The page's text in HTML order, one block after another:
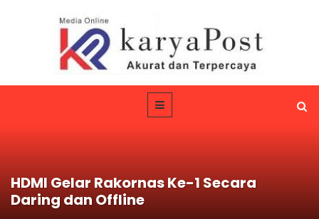
HDMI Gelar Rakornas Ke-1 Secara
Daring dan Offline